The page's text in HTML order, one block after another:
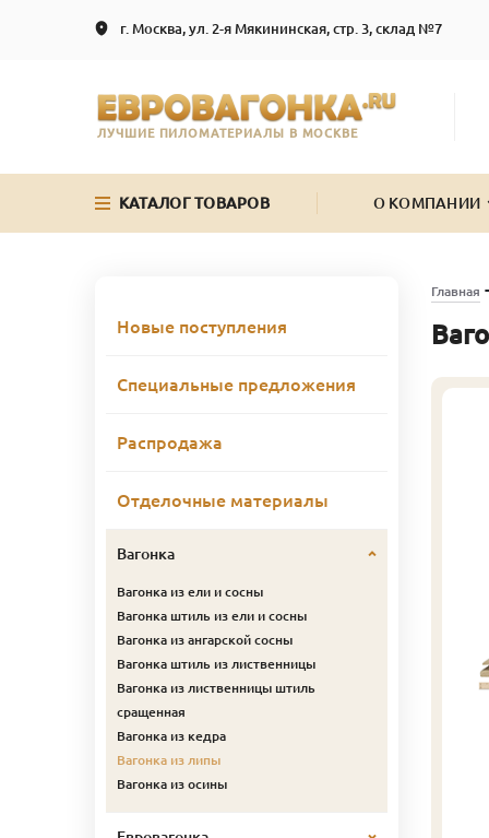
г. Москва, ул. 2-я Мякининская, стр. 3, склад №7
ЛУЧШИЕ ПИЛОМАТЕРИАЛЫ В МОСКВЕ
КАТАЛОГ ТОВАРОВ О КОМПАНИИ
Главная -
Новые поступления
Специальные предложения
Распродажа
Отделочные материалы
Вагонка
Вагонка из ели и сосны
Вагонка штиль из ели и сосны
Вагонка из ангарской сосны
Вагонка штиль из лиственницы
Вагонка из лиственницы штиль
сращенная
Вагонка из кедра
Вагонка из липы
Вагонка из осины